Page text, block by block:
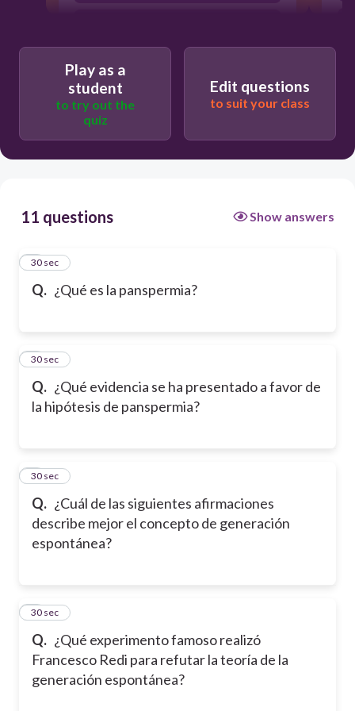
Play as a
student
to try out the
quiz
Edit questions
to suit your class
11 questions Show answers
Q. ¿Qué es la panspermia?
1
30 sec
Q. ¿Qué evidencia se ha presentado a favor de
la hipótesis de panspermia?
2
30 sec
Q. ¿Cuál de las siguientes afirmaciones
describe mejor el concepto de generación
espontánea?
3
30 sec
Q. ¿Qué experimento famoso realizó
Francesco Redi para refutar la teoría de la
generación espontánea?
4
30 sec